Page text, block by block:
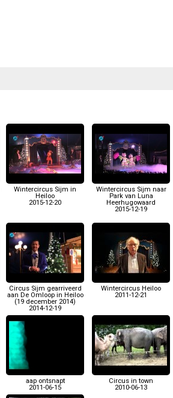
Wintercircus Sijm in
Heiloo
2015-12-20
Wintercircus Sijm naar
Park van Luna
Heerhugowaard
2015-12-19
Circus Sijm gearriveerd
aan De Omloop in Heiloo
(19 december 2014)
2014-12-19
Wintercircus Heiloo
2011-12-21
aap ontsnapt
2011-06-15
Circus in town
2010-06-13